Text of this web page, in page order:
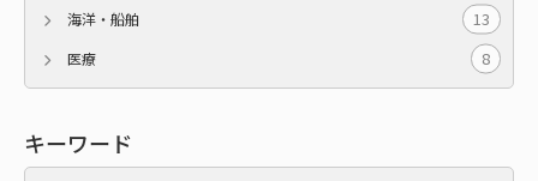
海洋・船舶 13
医療 8
キーワード